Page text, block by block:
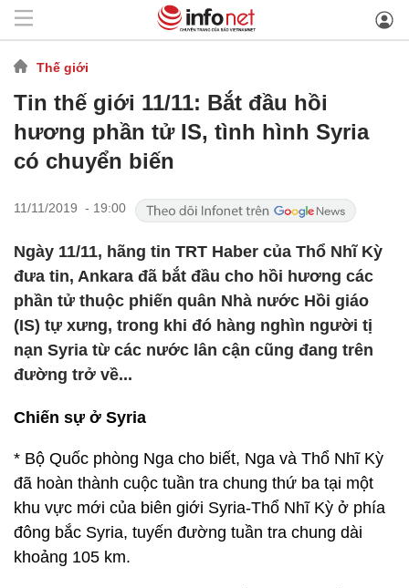
Thế giới
Tin thế giới 11/11: Bắt đầu hồi
hương phần tử IS, tình hình Syria
có chuyển biến
11/11/2019 - 19:00
Ngày 11/11, hãng tin TRT Haber của Thổ Nhĩ Kỳ
đưa tin, Ankara đã bắt đầu cho hồi hương các
phần tử thuộc phiến quân Nhà nước Hồi giáo
(IS) tự xưng, trong khi đó hàng nghìn người tị
nạn Syria từ các nước lân cận cũng đang trên
đường trở về...
Chiến sự ở Syria
* Bộ Quốc phòng Nga cho biết, Nga và Thổ Nhĩ Kỳ
đã hoàn thành cuộc tuần tra chung thứ ba tại một
khu vực mới của biên giới Syria-Thổ Nhĩ Kỳ ở phía
đông bắc Syria, tuyến đường tuần tra chung dài
khoảng 105 km.